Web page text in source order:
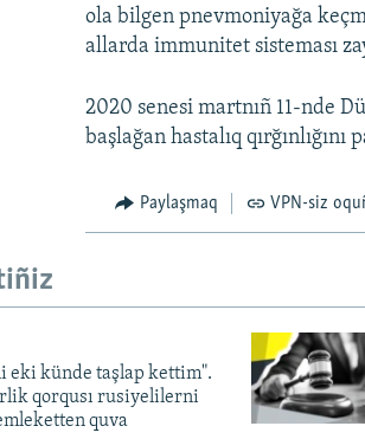
ola bilgen pnevmoniyağa
allarda immunitet sisteması
2020 senesi martnıñ 11-nde
başlağan hastalıq
Paylaşmaq VPN-siz
eki künde taşlap kettim".
qorqusı rusiyelilerni
quva